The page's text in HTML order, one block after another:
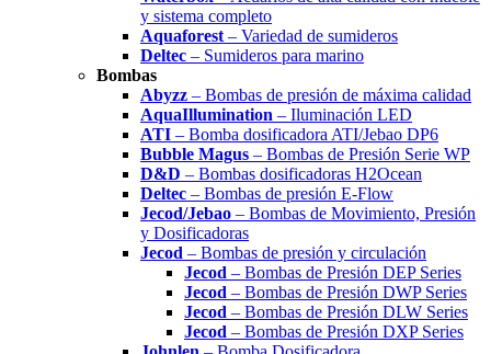
y sistema completo
Aquaforest – Variedad de sumideros
Deltec – Sumideros para marino
Bombas
Abyzz – Bombas de presión de máxima calidad
AquaIllumination – Iluminación LED
ATI – Bomba dosificadora ATI/Jebao DP6
Bubble Magus – Bombas de Presión Serie WP
D&D – Bombas dosificadoras H2Ocean
Deltec – Bombas de presión E-Flow
Jecod/Jebao – Bombas de Movimiento, Presión
y Dosificadoras
Jecod – Bombas de presión y circulación
Jecod – Bombas de Presión DEP Series
Jecod – Bombas de Presión DWP Series
Jecod – Bombas de Presión DLW Series
Jecod – Bombas de Presión DXP Series